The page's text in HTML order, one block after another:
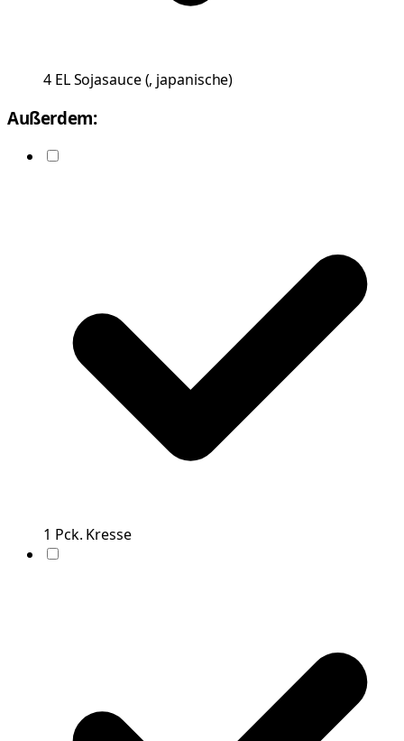
4 ELSojasauce(, japanische)
Außerdem:
1 Pck. Kresse